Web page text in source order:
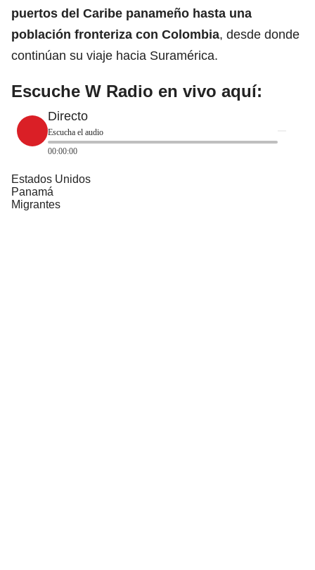
puertos del Caribe panameño hasta una
población fronteriza con Colombia, desde donde
continúan su viaje hacia Suramérica.
Escuche W Radio en vivo aquí:
Directo
Escucha el audio
00:00:00
Estados Unidos
Panamá
Migrantes